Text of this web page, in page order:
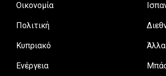
Οικονομία
Πολιτική
Κυπριακό
Ενέργεια